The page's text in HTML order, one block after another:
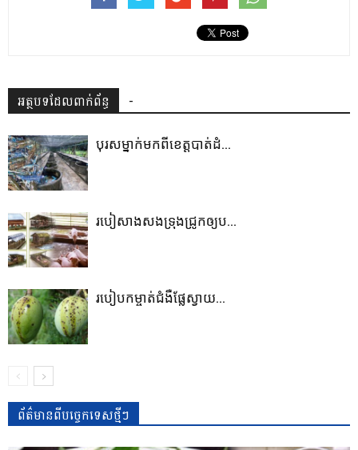
អត្ថបទដែលពាក់ព័ន្ធ -
បុរសម្នាក់មកពីខេត្តបាត់ដំ...
របៀសាងសង​ទ្រុង​ជ្រូក​ឲ្យប...
របៀបកម្ចាត់​ជំងឺផ្លែស្វាយ...
ព័ត៌មានពីបច្ចេកទេសថ្មីៗ